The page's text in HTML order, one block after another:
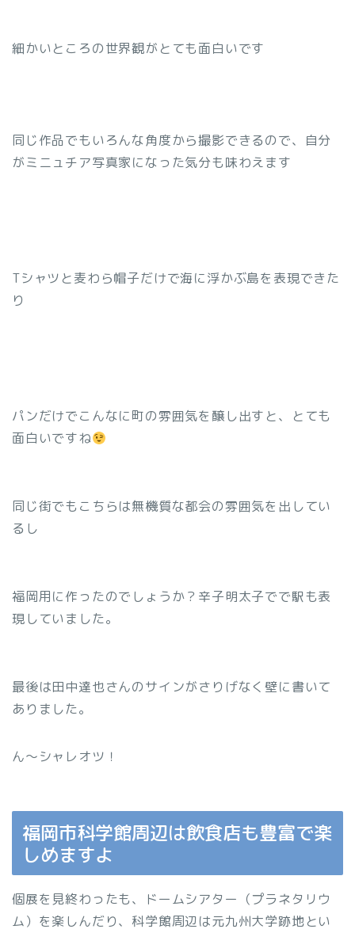
細かいところの世界観がとても面白いです
同じ作品でもいろんな角度から撮影できるので、自分
がミニュチア写真家になった気分も味わえます
Tシャツと麦わら帽子だけで海に浮かぶ島を表現できた
り
パンだけでこんなに町の雰囲気を醸し出すと、とても
面白いですね
同じ街でもこちらは無機質な都会の雰囲気を出してい
るし
福岡用に作ったのでしょうか？辛子明太子でで駅も表
現していました。
最後は田中達也さんのサインがさりげなく壁に書いて
ありました。
ん〜シャレオツ！
福岡市科学館周辺は飲食店も豊富で楽
しめますよ
個展を見終わったも、ドームシアター（プラネタリウ
ム）を楽しんだり、科学館周辺は元九州大学跡地とい